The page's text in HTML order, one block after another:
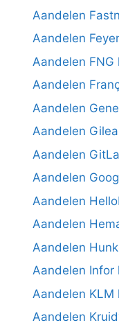
Aandelen
Aandelen
Aandelen FNG
Aandelen
Aandelen
Aandelen
Aandelen
Aandelen
Aandelen
Aandelen
Aandelen
Aandelen Infor
Aandelen KLM
Aandelen